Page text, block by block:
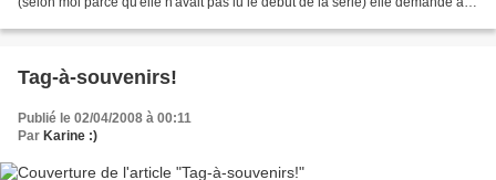
Tag-à-souvenirs!
Publié le 02/04/2008 à 00:11
Par Karine :)